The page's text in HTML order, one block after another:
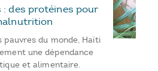
des protéines pour
pauvres du monde, Haïti
une dépendance
et alimentaire.